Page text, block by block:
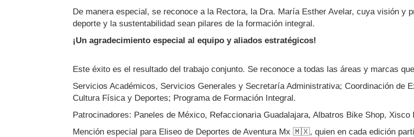
De manera especial, se reconoce a la Rectora, la Dra. María Esther Avelar, cuya visión y
deporte y la sustentabilidad sean pilares de la formación integral.
¡Un agradecimiento especial al equipo y aliados estratégicos!
Este éxito es el resultado del trabajo conjunto. Se reconoce a todas las áreas y marcas
Servicios Académicos, Servicios Generales y Secretaría Administrativa; Coordinación de
Cultura Física y Deportes; Programa de Formación Integral.
Patrocinadores: Paneles de México, Refaccionaria Guadalajara, Albatros Bike Shop,
Mención especial para Eliseo de Deportes de Aventura Mx 🇲🇽, quien en cada edición